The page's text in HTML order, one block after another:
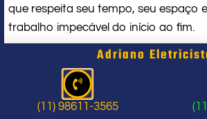
que respeita seu tempo, seu espaço
trabalho impecável do início ao fim.
Problema com chuveiro:
indicam a hora de
profissional
Adriano
(11) 98611-3565